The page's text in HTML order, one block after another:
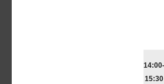
14:00-
15:30